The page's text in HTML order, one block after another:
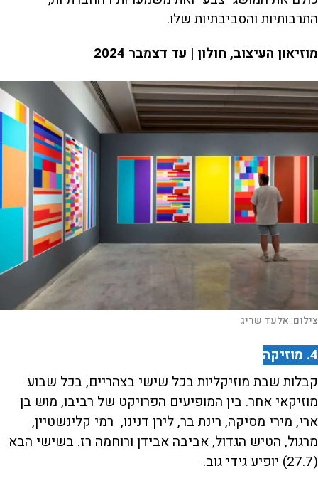
התרבותיות והסביבתיות שלו.
מוזיאון העיצוב, חולון | עד דצמבר 2024
צילום:אלעד שריג
4. מוזיקה
קבלות שבת מוזיקליות בכל שישי בצהריים, בכל שבוע
מוזיקאי אחר. בין המופיעים הפרויקט של רביבו, מוש בן
ארי, מירי מסיקה, רינת בר, לירן דנינו, רמי קלינשטיין,
מרגול, הטיש הגדול, אביבה אבידן ורוחמה רז. בשישי הבא
(27.7) יופיע גידי גוב.